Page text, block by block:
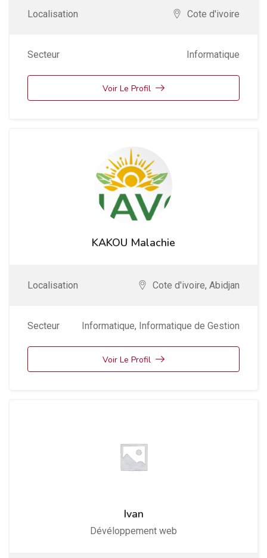
Localisation Cote d'ivoire
Secteur Informatique
Voir Le Profil
KAKOU Malachie
Localisation Cote d'ivoire, Abidjan
Secteur Informatique, Informatique de Gestion
Voir Le Profil
Ivan
Dévéloppement web